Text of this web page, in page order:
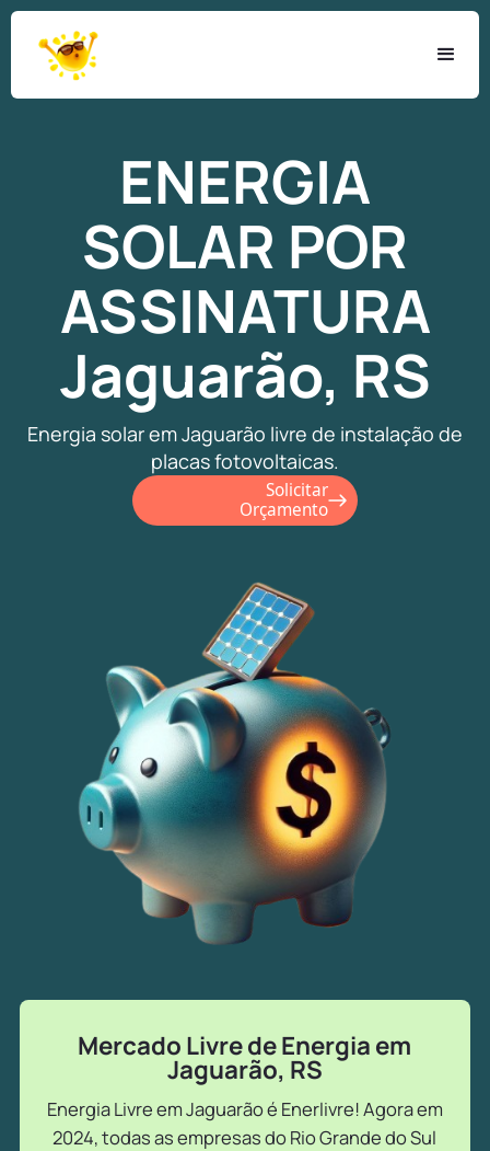
ENERGIA
SOLAR POR
ASSINATURA
Jaguarão, RS
Energia solar em Jaguarão livre de instalação de
placas fotovoltaicas.
Solicitar
Orçamento
Mercado Livre de Energia em
Jaguarão, RS
Energia Livre em Jaguarão é Enerlivre! Agora em
2024, todas as empresas do Rio Grande do Sul